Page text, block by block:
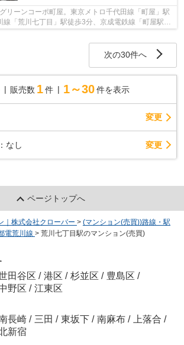
リーンコーポ町屋。東京メトロ千代田線「町屋」駅
線「荒川七丁目」駅徒歩3分、京成電鉄線「町屋駅」
次の30件へ
販売数 1 件 1～30 件を表示
変更
なし 変更
ページトップへ
｜株式会社クローバー > (マンション(売買))路線・駅
電荒川線 > 荒川七丁目駅のマンション(売買)
田谷区 / 港区 / 杉並区 / 豊島区 /
野区 / 江東区
長崎 / 三田 / 東坂下 / 南麻布 / 上落合 /
新宿